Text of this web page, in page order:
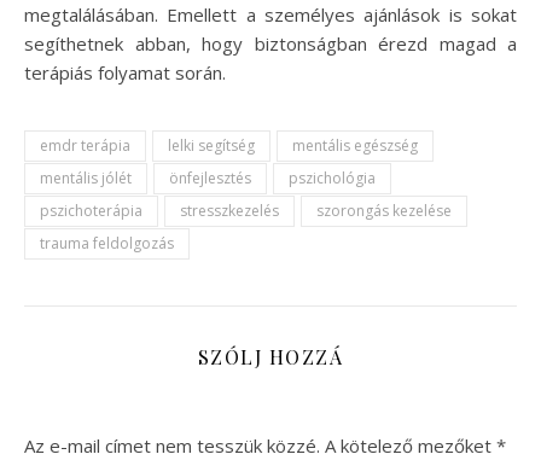
megtalálásában. Emellett a személyes ajánlások is sokat
segíthetnek abban, hogy biztonságban érezd magad a
terápiás folyamat során.
emdr terápia lelki segítség
mentális egészség
mentális jólét
önfejlesztés
pszichológia
pszichoterápia
stresszkezelés
szorongás kezelése
trauma feldolgozás
SZÓLJ HOZZÁ
Az e-mail címet nem tesszük közzé. A kötelező mezőket *